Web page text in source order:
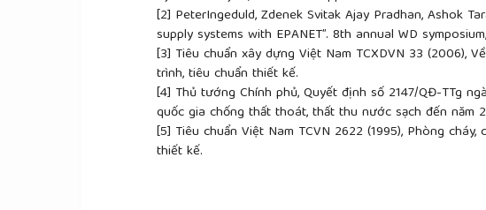
[2] PeterIngeduld, Zdenek Svitak Ajay Pradhan, Ashok
supply systems with EPANET”. 8th annual WD
[3] Tiêu chuẩn xây dựng Việt Nam TCXDVN 33 (2006),
trình, tiêu chuẩn thiết kế.
[4] Thủ tướng Chính phủ, Quyết định số 2147/QĐ-TTg
quốc gia chống thất thoát, thất thu nước sạch đến năm
[5] Tiêu chuẩn Việt Nam TCVN 2622 (1995), Phòng
thiết kế.
Công ty cổ phần cấp thoát nước Quảng Nam